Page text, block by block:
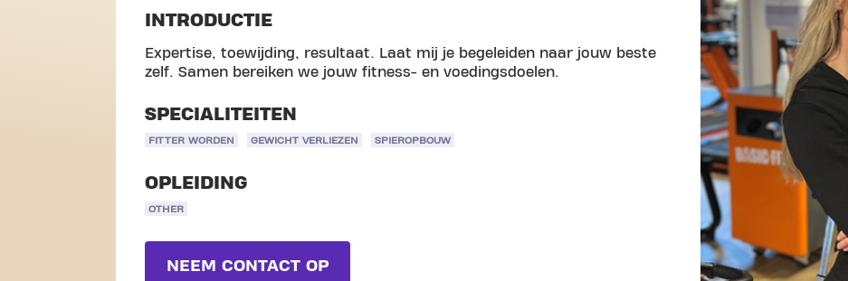
INTRODUCTIE
Expertise, toewijding, resultaat. Laat mij je begeleiden naar jouw beste
zelf. Samen bereiken we jouw fitness- en voedingsdoelen.
SPECIALITEITEN
FITTER WORDEN GEWICHT VERLIEZEN SPIEROPBOUW
OPLEIDING
OTHER
NEEM CONTACT OP